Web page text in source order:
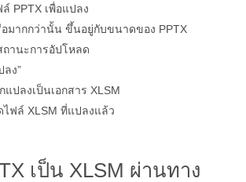
PPTX เพื่อแปลง
มากกว่านั้น ขึ้นอยู่กับขนาดของ PPTX
านะการอัปโหลด
ลง”
แปลงเป็นเอกสาร XLSM
ฟล์ XLSM ที่แปลงแล้ว
เป็น XLSM ผ่านทาง